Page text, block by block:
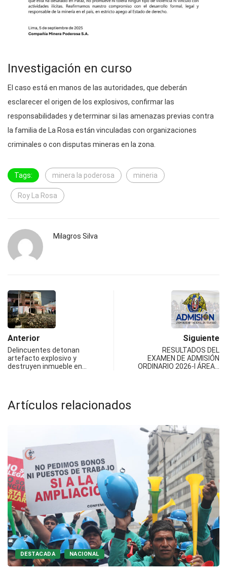
Investigación en curso
El caso está en manos de las autoridades, que deberán
esclarecer el origen de los explosivos, confirmar las
responsabilidades y determinar si las amenazas previas contra
la familia de La Rosa están vinculadas con organizaciones
criminales o con disputas mineras en la zona.
Tags: minera la poderosa mineria
Roy La Rosa
Milagros Silva
Anterior
Delincuentes detonan
artefacto explosivo y
destruyen inmueble en…
Siguiente
RESULTADOS DEL
EXAMEN DE ADMISIÓN
ORDINARIO 2026-I ÁREA…
Artículos relacionados
DESTACADA NACIONAL